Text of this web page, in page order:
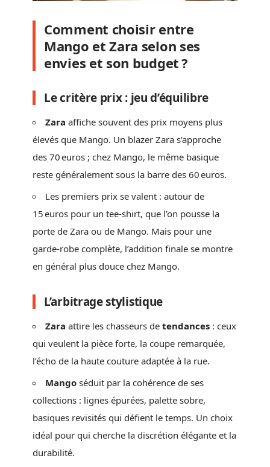
Comment choisir entre
Mango et Zara selon ses
envies et son budget ?
Le critère prix : jeu d’équilibre
Zara affiche souvent des prix moyens plus
élevés que Mango. Un blazer Zara s’approche
des 70 euros ; chez Mango, le même basique
reste généralement sous la barre des 60 euros.
Les premiers prix se valent : autour de
15 euros pour un tee-shirt, que l’on pousse la
porte de Zara ou de Mango. Mais pour une
garde-robe complète, l’addition finale se montre
en général plus douce chez Mango.
L’arbitrage stylistique
Zara attire les chasseurs de tendances : ceux
qui veulent la pièce forte, la coupe remarquée,
l’écho de la haute couture adaptée à la rue.
Mango séduit par la cohérence de ses
collections : lignes épurées, palette sobre,
basiques revisités qui défient le temps. Un choix
idéal pour qui cherche la discrétion élégante et la
durabilité.